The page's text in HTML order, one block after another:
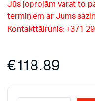
Jūs joprojām varat to
termiņiem ar Jums
Kontakttālrunis: +371
€118.89